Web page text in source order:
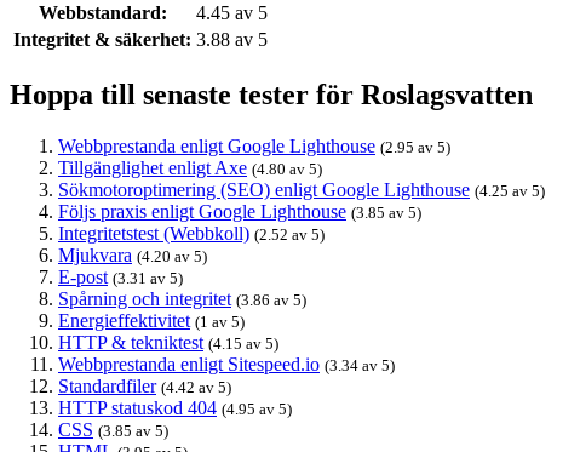
Webbstandard:
4.45 av 5
Integritet & säkerhet: 3.88 av 5
Hoppa till senaste tester för Roslagsvatten
Webbprestanda enligt Google Lighthouse (2.95 av 5)
Tillgänglighet enligt Axe (4.80 av 5)
Sökmotoroptimering (SEO) enligt Google Lighthouse (4.25 av 5)
Följs praxis enligt Google Lighthouse (3.85 av 5)
Integritetstest (Webbkoll) (2.52 av 5)
Mjukvara (4.20 av 5)
E-post (3.31 av 5)
Spårning och integritet (3.86 av 5)
Energieffektivitet (1 av 5)
HTTP & tekniktest (4.15 av 5)
Webbprestanda enligt Sitespeed.io (3.34 av 5)
Standardfiler (4.42 av 5)
HTTP statuskod 404 (4.95 av 5)
CSS (3.85 av 5)